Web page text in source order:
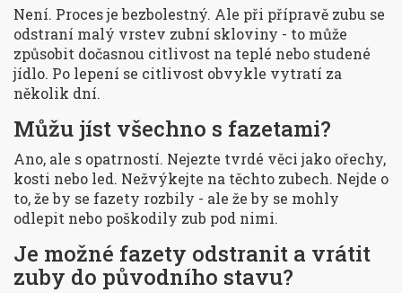
Není. Proces je bezbolestný. Ale při přípravě zubu se
odstraní malý vrstev zubní skloviny - to může
způsobit dočasnou citlivost na teplé nebo studené
jídlo. Po lepení se citlivost obvykle vytratí za
několik dní.
Můžu jíst všechno s fazetami?
Ano, ale s opatrností. Nejezte tvrdé věci jako ořechy,
kosti nebo led. Nežvýkejte na těchto zubech. Nejde o
to, že by se fazety rozbily - ale že by se mohly
odlepit nebo poškodily zub pod nimi.
Je možné fazety odstranit a vrátit
zuby do původního stavu?